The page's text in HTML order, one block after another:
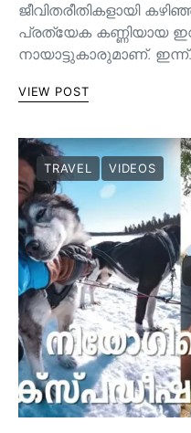
ജീവിതരീതികളായി
പ്രത്യേക കണ്ണിയായ
നായാട്ടുകാരുമാണ്.
VIEW POST
TRAVEL VIDEOS